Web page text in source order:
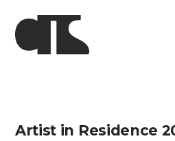
Artist in Residence